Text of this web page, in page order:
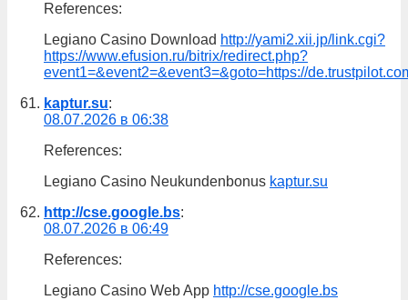
References:
Legiano Casino Download http://yami2.xii.jp/link.cgi?
https://www.efusion.ru/bitrix/redirect.php?
event1=&event2=&event3=&goto=https://
kaptur.su:
08.07.2026 в 06:38
References:
Legiano Casino Neukundenbonus kaptur.su
http://cse.google.bs:
08.07.2026 в 06:49
References:
Legiano Casino Web App http://cse.google.bs